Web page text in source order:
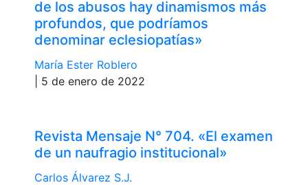
de los abusos hay dinamismos más
profundos, que podríamos
denominar eclesiopatías»
María Ester Roblero
| 5 de enero de 2022
Revista Mensaje N° 704. «El examen
de un naufragio institucional»
Carlos Álvarez S.J.